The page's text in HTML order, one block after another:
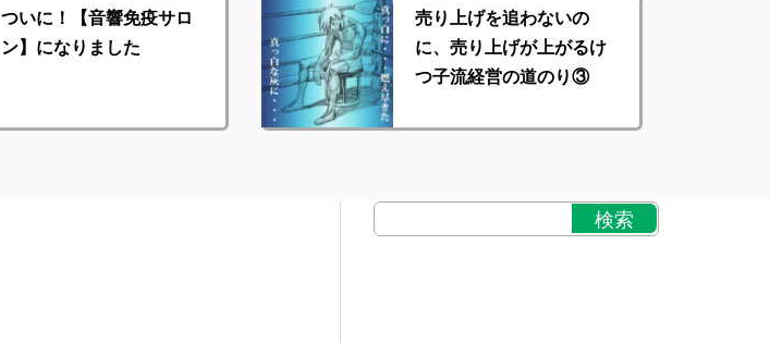
ついに！【音響免疫サロ
ン】になりました
売り上げを追わないの
に、売り上げが上がるけ
つ子流経営の道のり③